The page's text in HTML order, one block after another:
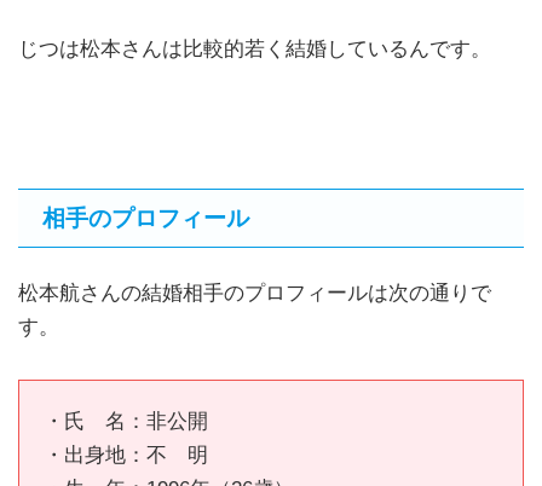
じつは松本さんは比較的若く結婚しているんです。
相手のプロフィール
松本航さんの結婚相手のプロフィールは次の通りで
す。
・氏 名：非公開
・出身地：不 明